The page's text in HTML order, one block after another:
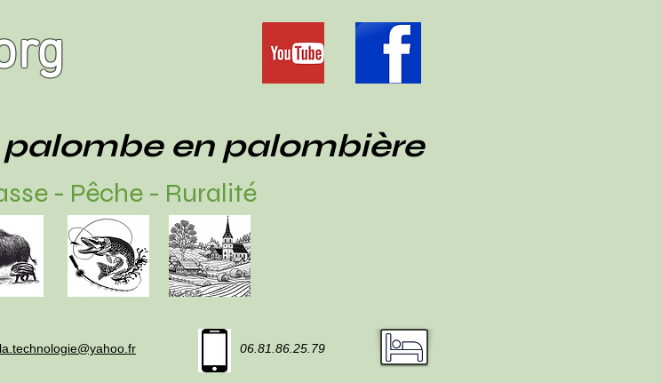
palombe en palombière
- Pêche - Ruralité
06.81.86.25.79